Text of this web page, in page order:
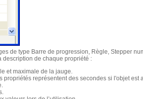
de type Barre de progression, Règle, Stepper
description de chaque propriété :
et maximale de la jauge.
propriétés représentent des secondes si l'objet